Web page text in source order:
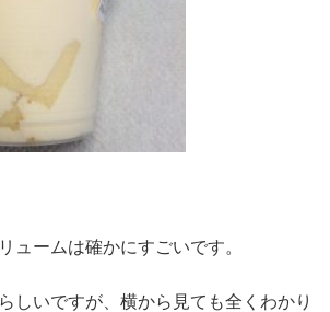
ュームは確かにすごいです。
しいですが、横から見ても全くわかり